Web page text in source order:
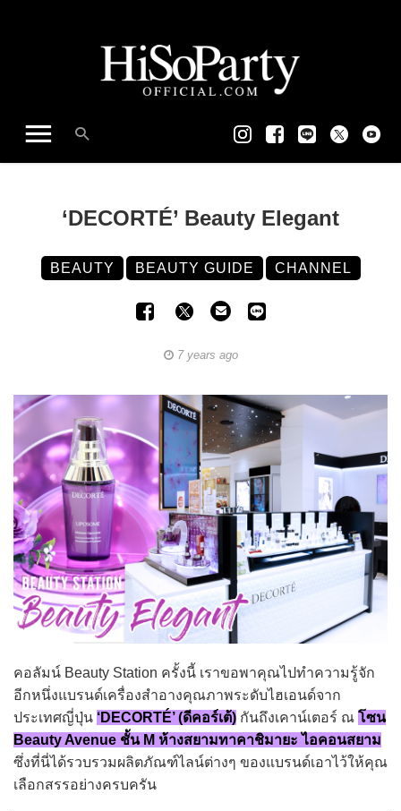
‘DECORTÉ’ Beauty Elegant
BEAUTY BEAUTY GUIDE CHANNEL
7 years ago
คอลัมน์ Beauty Station ครั้งนี้ เราขอพาคุณไปทำความรู้จัก
อีกหนึ่งแบรนด์เครื่องสำอางคุณภาพระดับไฮเอนด์จาก
ประเทศญี่ปุ่น ‘DECORTÉ’ (ดีคอร์เต้) กันถึงเคาน์เตอร์ ณ โซน
Beauty Avenue ชั้น M ห้างสยามทาคาชิมายะ ไอคอนสยาม
ซึ่งที่นี่ได้รวบรวมผลิตภัณฑ์ไลน์ต่างๆ ของแบรนด์เอาไว้ให้คุณ
เลือกสรรอย่างครบครัน